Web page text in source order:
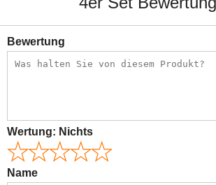
Bewertung
Wertung: Nichts
Name